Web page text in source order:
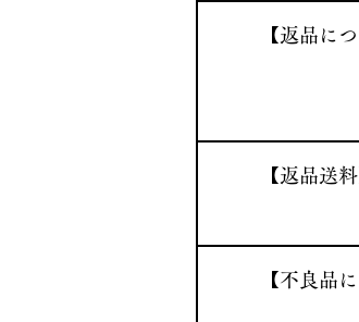
【返品に
【返品送料
【不良品